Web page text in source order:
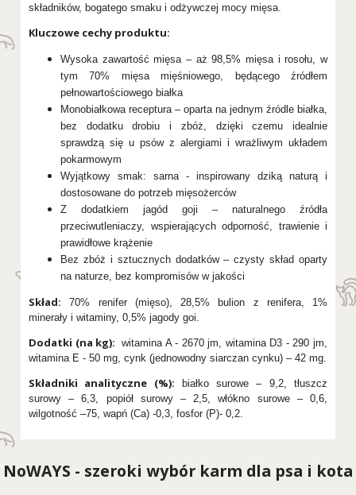
składników, bogatego smaku i odżywczej mocy mięsa.
Kluczowe cechy produktu:
Wysoka zawartość mięsa – aż 98,5% mięsa i rosołu, w
tym 70% mięsa mięśniowego, będącego źródłem
pełnowartościowego białka
Monobiałkowa receptura – oparta na jednym źródle białka,
bez dodatku drobiu i zbóż, dzięki czemu idealnie
sprawdzą się u psów z alergiami i wrażliwym układem
pokarmowym
Wyjątkowy smak: sarna - inspirowany dziką naturą i
dostosowane do potrzeb mięsożerców
Z dodatkiem jagód goji – naturalnego źródła
przeciwutleniaczy, wspierających odporność, trawienie i
prawidłowe krążenie
Bez zbóż i sztucznych dodatków – czysty skład oparty
na naturze, bez kompromisów w jakości
Skład: 70% renifer (mięso), 28,5% bulion z renifera, 1%
minerały i witaminy, 0,5% jagody goi.
Dodatki (na kg): witamina A - 2670 jm, witamina D3 - 290 jm,
witamina E - 50 mg, cynk (jednowodny siarczan cynku) – 42 mg.
Składniki analityczne (%): białko surowe – 9,2, tłuszcz
surowy – 6,3, popiół surowy – 2,5, włókno surowe – 0,6,
wilgotność –75, wapń (Ca) -0,3, fosfor (P)- 0,2.
NoWAYS - szeroki wybór karm dla psa i kota